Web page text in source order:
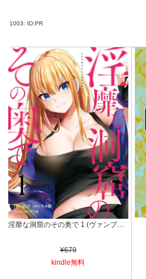
1003: ID:PR
淫靡な洞窟のその奥で 1 (ヴァンプコミックス)
¥679
kindle無料